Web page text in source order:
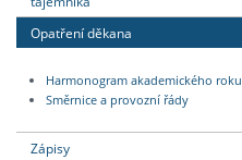
Opatření děkana
Harmonogram akademického roku
Směrnice a provozní řády
Zápisy